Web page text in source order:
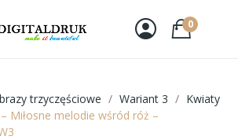
0
trzyczęściowe Wariant 3
Kwiaty
Miłosne melodie wśród róż –